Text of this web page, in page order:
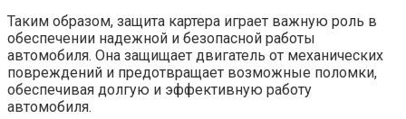
Таким образом, защита картера играет важную роль в
обеспечении надежной и безопасной работы
автомобиля. Она защищает двигатель от механических
повреждений и предотвращает возможные поломки,
обеспечивая долгую и эффективную работу
автомобиля.